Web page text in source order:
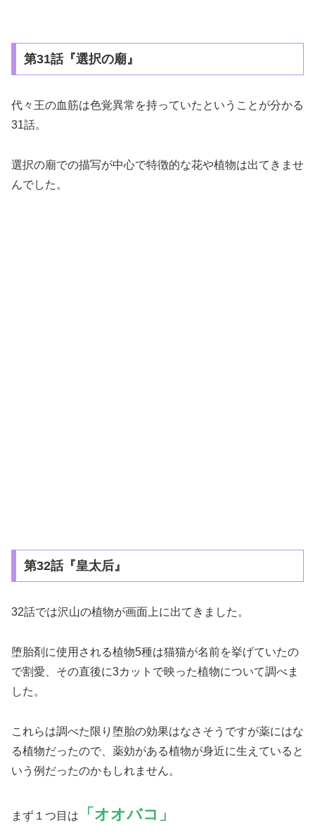
第31話『選択の廟』
代々王の血筋は色覚異常を持っていたということが分かる
31話。
選択の廟での描写が中心で特徴的な花や植物は出てきませ
んでした。
第32話『皇太后』
32話では沢山の植物が画面上に出てきました。
堕胎剤に使用される植物5種は猫猫が名前を挙げていたの
で割愛、その直後に3カットで映った植物について調べま
した。
これらは調べた限り堕胎の効果はなさそうですが薬にはな
る植物だったので、薬効がある植物が身近に生えていると
いう例だったのかもしれません。
まず１つ目は 「オオバコ」